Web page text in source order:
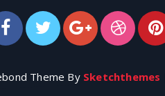
Theme By Sketchthemes